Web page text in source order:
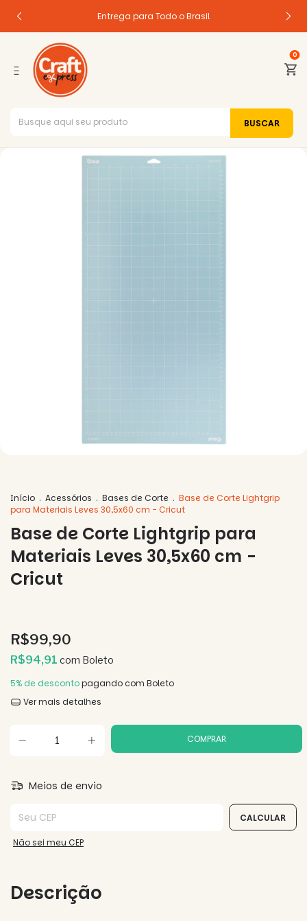
Entrega para Todo o Brasil
0
Início . Acessórios . Bases de Corte . Base de Corte Lightgrip
para Materiais Leves 30,5x60 cm - Cricut
Base de Corte Lightgrip para
Materiais Leves 30,5x60 cm -
Cricut
R$99,90
R$94,91 com Boleto
5% de descontopagando com Boleto
Ver mais detalhes
Meios de envio
CALCULAR
Não sei meu CEP
Descrição